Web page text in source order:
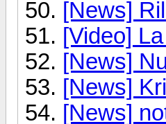
[News]
[Video]
[News]
[News]
[News]